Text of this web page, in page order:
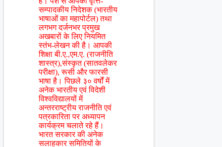
सम्पादकीय निदेशक (भारतीय
भाषाओं का महापोर्टल) तथा
लगभग दर्जनभर प्रमुख
अखबारों के लिए नियमित
स्तंभ-लेखन की है। आपकी
शिक्षा बी.ए.,एम.ए. (राजनीति
शास्त्र),संस्कृत (सातवलेकर
परीक्षा), रूसी और फारसी
भाषा है। पिछले ३० वर्षों में
अनेक भारतीय एवं विदेशी
विश्वविद्यालयों में
अन्तरराष्ट्रीय राजनीति एवं
पत्रकारिता पर अध्यापन
कार्यक्रम चलाते रहे हैं।
भारत सरकार की अनेक
सलाहकार समितियों के